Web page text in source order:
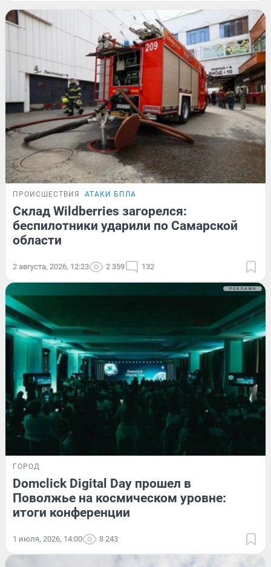
ПРОИСШЕСТВИЯ АТАКИ БПЛА
Склад Wildberries загорелся:
беспилотники ударили по Самарской
области
2 августа, 2026, 12:23 2 359 132
ГОРОД
Domclick Digital Day прошел в
Поволжье на космическом уровне:
итоги конференции
1 июля, 2026, 14:00 8 243